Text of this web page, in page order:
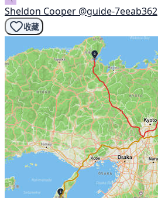
Sheldon Cooper @guide-7eeab362
收藏